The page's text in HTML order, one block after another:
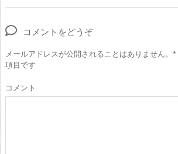
コメントをどうぞ
メールアドレスが公開されることはありません。 *
項目です
コメント